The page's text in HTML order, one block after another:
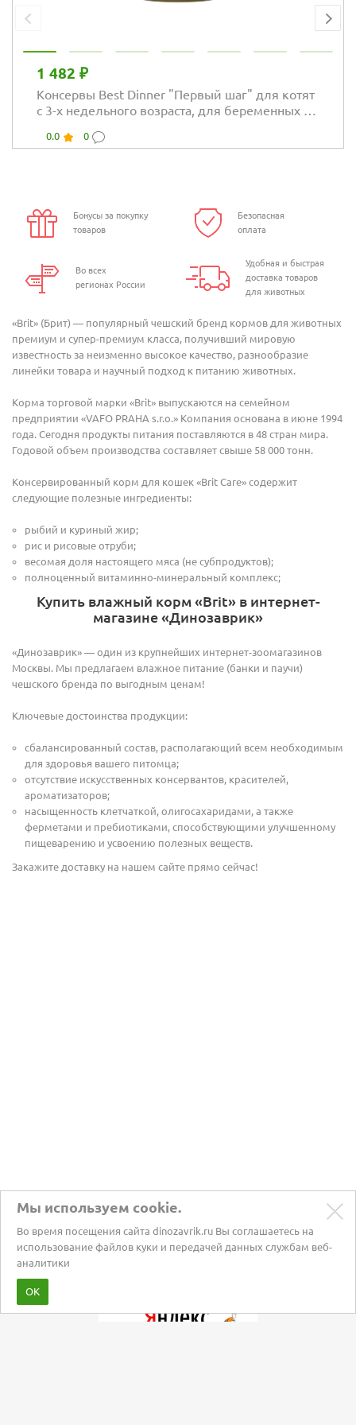
1 482 ₽
Консервы Best Dinner "Первый шаг" для котят
с 3-х недельного возраста, для беременных и
0.0 0
Бонусы за покупку
товаров
Безопасная
оплата
Во всех
регионах России
Удобная и быстрая
доставка товаров
для животных
«Brit» (Брит) — популярный чешский бренд кормов для животных
премиум и супер-премиум класса, получивший мировую
известность за неизменно высокое качество, разнообразие
линейки товара и научный подход к питанию животных.
Корма торговой марки «Brit» выпускаются на семейном
предприятии «VAFO PRAHA s.r.o.» Компания основана в июне 1994
года. Сегодня продукты питания поставляются в 48 стран мира.
Годовой объем производства составляет свыше 58 000 тонн.
Консервированный корм для кошек «Brit Care» содержит
следующие полезные ингредиенты:
рыбий и куриный жир;
рис и рисовые отруби;
весомая доля настоящего мяса (не субпродуктов);
полноценный витаминно-минеральный комплекс;
Купить влажный корм «Brit» в интернет-
магазине «Динозаврик»
«Динозаврик» — один из крупнейших интернет-зоомагазинов
Москвы. Мы предлагаем влажное питание (банки и паучи)
чешского бренда по выгодным ценам!
Ключевые достоинства продукции:
сбалансированный состав, располагающий всем необходимым
для здоровья вашего питомца;
отсутствие искусственных консервантов, красителей,
ароматизаторов;
насыщенность клетчаткой, олигосахаридами, а также
ферметами и пребиотиками, способствующими улучшенному
пищеварению и усвоению полезных веществ.
Закажите доставку на нашем сайте прямо сейчас!
Мы используем cookie.
Во время посещения сайта dinozavrik.ru Вы соглашаетесь на
использование файлов куки и передачей данных службам веб-
аналитики
ОК